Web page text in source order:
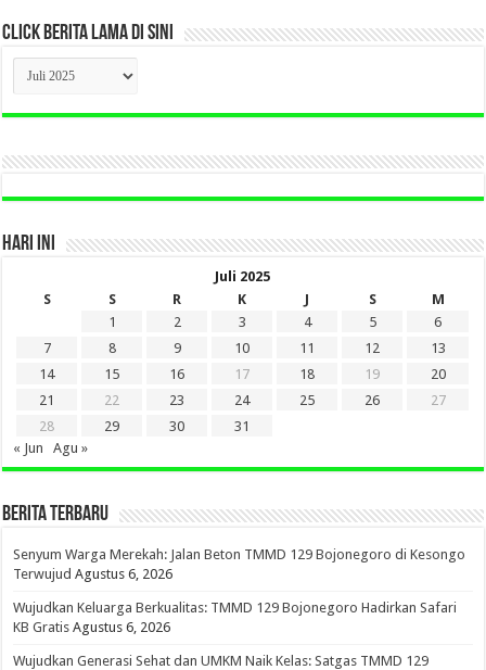
CLICK BERITA LAMA DI SINI
CLICK
BERITA
LAMA
DI
HARI INI
Juli 2025
S
S R K J S
M
1
2 3 4 5
6
7
8 9 10 11 12
13
14
15 16 17 18 19
20
21
22 23 24 25 26
27
28
29 30
31
« Jun
Agu »
BERITA TERBARU
Senyum Warga Merekah: Jalan Beton TMMD 129 Bojonegoro di Kesongo
Terwujud Agustus 6, 2026
Wujudkan Keluarga Berkualitas: TMMD 129 Bojonegoro Hadirkan Safari
KB Gratis Agustus 6, 2026
Wujudkan Generasi Sehat dan UMKM Naik Kelas: Satgas TMMD 129